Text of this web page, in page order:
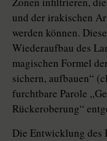
und der irakischen
werden können.
Wiederaufbau des
magischen Formel
sichern, aufbauen“
furchtbare Parole
Rückeroberung“
Die Entwicklung des